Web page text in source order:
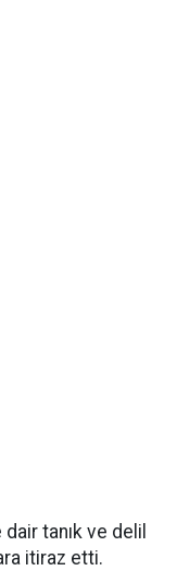
tanık ve delil
itiraz etti.